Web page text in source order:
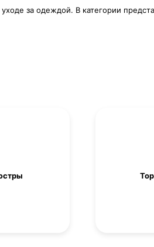
за одеждой. В категории